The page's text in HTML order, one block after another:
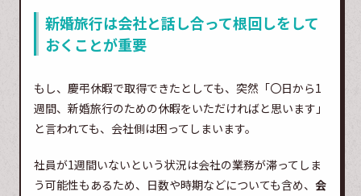
新婚旅行は会社と話し合って根回しをして
おくことが重要
もし、慶弔休暇で取得できたとしても、突然「〇日から1
週間、新婚旅行のための休暇をいただければと思います」
と言われても、会社側は困ってしまいます。
社員が1週間いないという状況は会社の業務が滞ってしま
う可能性もあるため、日数や時期などについても含め、 会